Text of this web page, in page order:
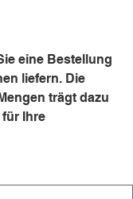
eine Bestellung
liefern. Die
trägt dazu
Ihre